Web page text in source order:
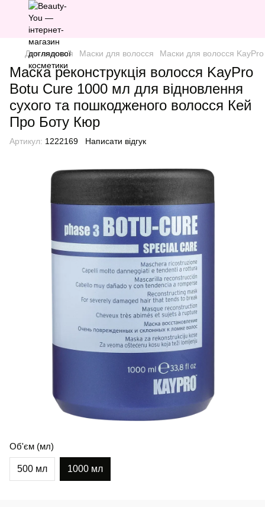
Для волосся Маски для волосся Маски для волосся KayPro
Маска реконструкція волосся KayPro
Botu Cure 1000 мл для відновлення
сухого та пошкодженого волосся Кей
Про Боту Кюр
Артикул: 1222169 Написати відгук
Об'єм (мл)
500 мл 1000 мл